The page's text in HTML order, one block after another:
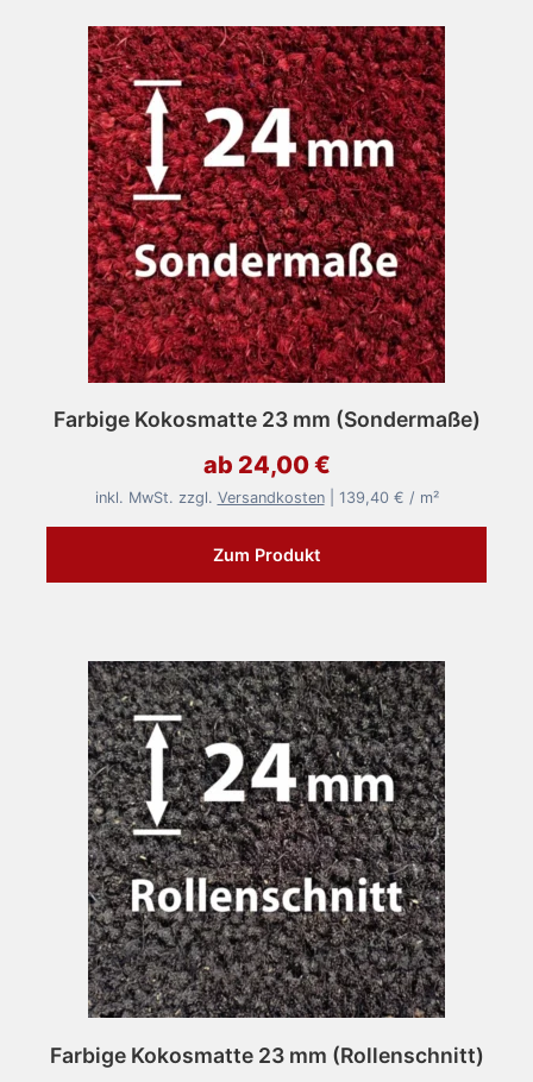
Farbige Kokosmatte 23 mm (Sondermaße)
ab 24,00 €
inkl. MwSt. zzgl. Versandkosten| 139,40 € / m²
Zum Produkt
Farbige Kokosmatte 23 mm (Rollenschnitt)